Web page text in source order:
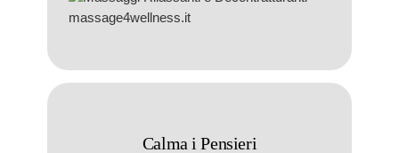
Calma i Pensieri